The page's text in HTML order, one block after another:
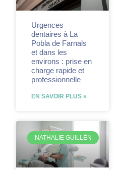
Urgences
dentaires à La
Pobla de Farnals
et dans les
environs : prise en
charge rapide et
professionnelle
EN SAVOIR PLUS »
NATHALIE GUILLÉN